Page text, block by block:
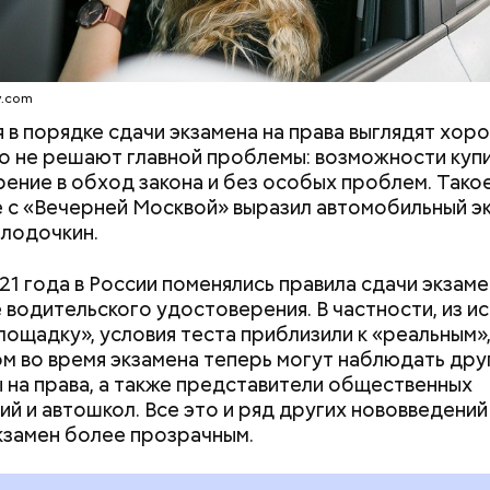
в порядке сдачи экзамена на права выглядят
не решают главной проблемы: возможности
в обход закона и без особых проблем.
с «Вечерней Москвой» выразил автомобильный
года в России поменялись правила сдачи
удостоверения. В частности, из
условия теста приблизили к
во время экзамена теперь могут наблюдать
на права, а также представители общественных
и автошкол. Все это и ряд других
более прозрачным.
период будет проведен ремонт подпольных
неэксплуатируемого приставного
обходную галерею, а также самого лифта с
восстановлением полов, — подчеркнул